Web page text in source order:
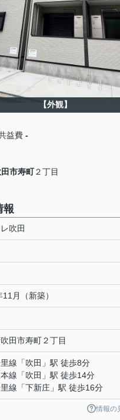
【外観】
益費 -
田市寿町２丁目
報
吹田
月（新築）
吹田市寿町２丁目
線 「吹田 」駅 徒歩8分
線 「吹田 」駅 徒歩14分
線 「下新庄 」駅 徒歩16分
情報の